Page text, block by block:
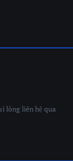
lòng liên hệ qua